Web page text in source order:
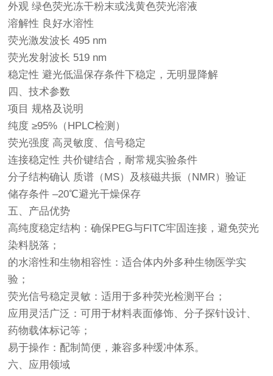
外观 绿色荧光冻干粉末或浅黄色荧光溶液
溶解性 良好水溶性
荧光激发波长 495 nm
荧光发射波长 519 nm
稳定性 避光低温保存条件下稳定，无明显降解
四、技术参数
项目 规格及说明
纯度 ≥95%（HPLC检测）
荧光强度 高灵敏度、信号稳定
连接稳定性 共价键结合，耐常规实验条件
分子结构确认 质谱（MS）及核磁共振（NMR）验证
储存条件 –20℃避光干燥保存
五、产品优势
高纯度稳定结构：确保PEG与FITC牢固连接，避免荧光
染料脱落；
的水溶性和生物相容性：适合体内外多种生物医学实
验；
荧光信号稳定灵敏：适用于多种荧光检测平台；
应用灵活广泛：可用于材料表面修饰、分子探针设计、
药物载体标记等；
易于操作：配制简便，兼容多种缓冲体系。
六、应用领域